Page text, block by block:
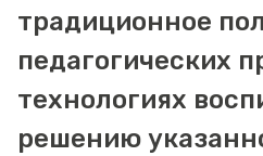
традиционное
педагогических
технологиях
решению